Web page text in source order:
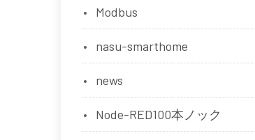
Modbus
nasu-smarthome
news
Node-RED100本ノック